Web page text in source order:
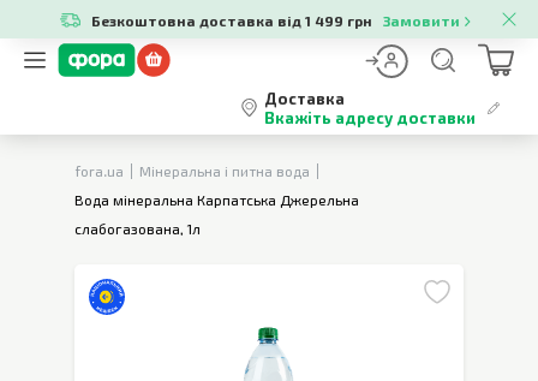
Безкоштовна доставка від 1 499 грн Замовити
Доставка
Вкажіть адресу доставки
fora.ua
Мінеральна і питна вода
Вода мінеральна Карпатська Джерельна
слабогазована, 1л